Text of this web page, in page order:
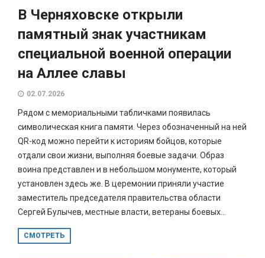
В Черняховске открыли
памятный знак участникам
специальной военной операции
на Аллее славы
02.07.2026
Рядом с мемориальными табличками появилась
символическая книга памяти. Через обозначенный на ней
QR-код можно перейти к историям бойцов, которые
отдали свои жизни, выполняя боевые задачи. Образ
воина представлен и в небольшом монументе, который
установлен здесь же. В церемонии приняли участие
заместитель председателя правительства области
Сергей Булычев, местные власти, ветераны боевых...
СМОТРЕТЬ